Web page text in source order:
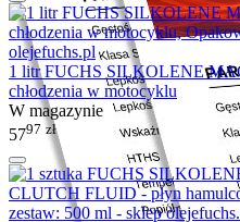
1 litr FUCHS SILKOLENE
chłodzenia w motocyklu
W magazynie
5797 zł